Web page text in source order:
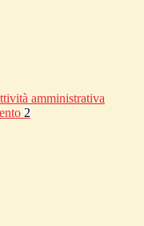
amministrativa
2